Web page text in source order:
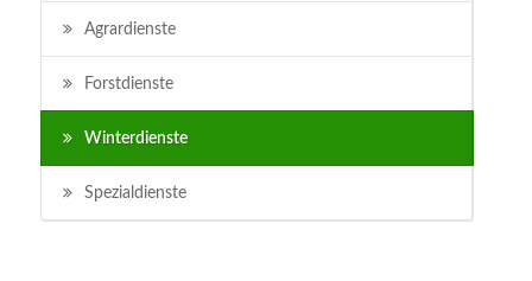
Agrardienste
Forstdienste
Winterdienste
Spezialdienste